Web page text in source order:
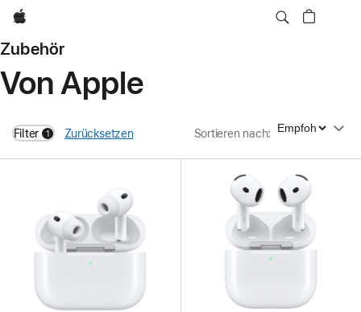
Apple
Zubehör
Von Apple
Filter 1
filters active
Zurücksetzen Sortieren nach: Sortieren nach